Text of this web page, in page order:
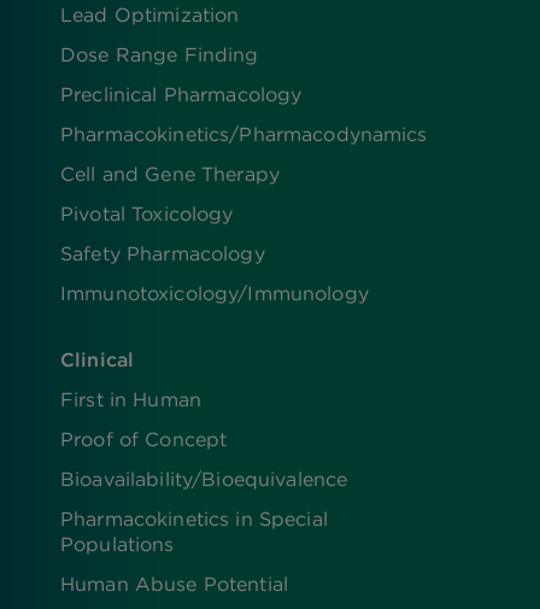
Lead Optimization
Dose Range Finding​
Preclinical Pharmacology
Pharmacokinetics/​Pharmacodynamics
Cell and Gene Therapy
Pivotal Toxicology
Safety Pharmacology
Immunotoxicology/Immunology
Clinical
First in Human
Proof of Concept
Bioavailability/Bioequivalence
Pharmacokinetics in Special
Populations
Human Abuse Potential